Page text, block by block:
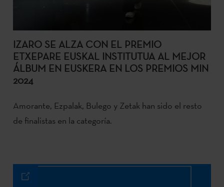
IZARO SE ALZA CON EL PREMIO
ETXEPARE EUSKAL INSTITUTUA AL MEJOR
ÁLBUM EN EUSKERA EN LOS PREMIOS MIN
2024
Amorante, Ezpalak, Bulego y Zetak han sido el resto
de finalistas en la categoría.